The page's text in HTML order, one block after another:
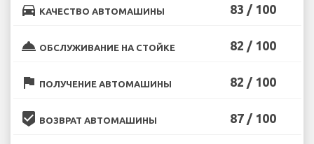
directions_car КАЧЕСТВО АВТОМАШИНЫ 83 / 100
room_service ОБСЛУЖИВАНИЕ НА СТОЙКЕ 82 / 100
flag ПОЛУЧЕНИЕ АВТОМАШИНЫ 82 / 100
beenhere ВОЗВРАТ АВТОМАШИНЫ 87 / 100